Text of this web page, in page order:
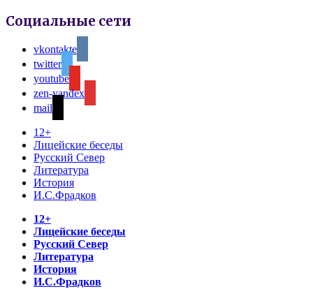
Социальные сети
vkontakte
twitter
youtube
zen-yandex
mail
12+
Лицейские беседы
Русский Север
Литература
История
И.С.Фрадков
12+
Лицейские беседы
Русский Север
Литература
История
И.С.Фрадков